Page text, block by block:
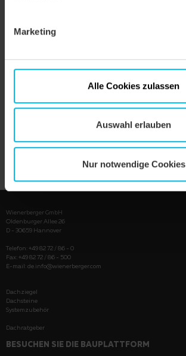
Marketing
Alle Cookies zulassen
Auswahl erlauben
Nur notwendige Cookies
Wienerberger GmbH
Oldenburger Allee 26
D - 30659 Hannover
Telefon: +49 82 72 / 86 - 0
Fax: +49 82 72 / 86 - 500
E-mail: de.info@wienerberger.com
Dachziegel
Dachsteine
Systemzubehör
Dachratgeber
BESUCHEN SIE DIE BAUPLATTFORM